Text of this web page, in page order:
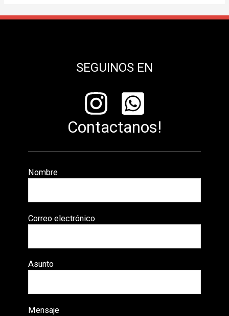
SEGUINOS EN
Contactanos!
Nombre
Correo electrónico
Asunto
Mensaje